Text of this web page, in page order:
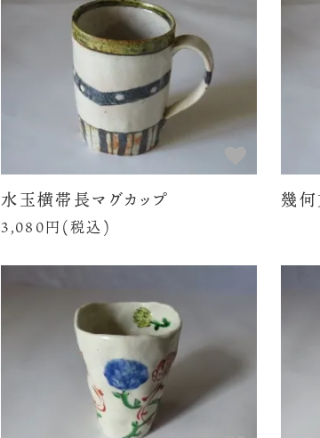
水玉横帯長マグカップ
3,080円(税込)
幾何